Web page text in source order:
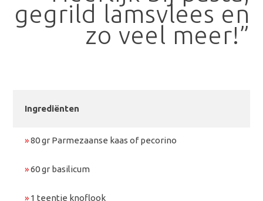
gegrild lamsvlees en
zo veel meer!”
Ingrediënten
»80 gr Parmezaanse kaas of pecorino
»60 gr basilicum
» 1 teentje knoflook